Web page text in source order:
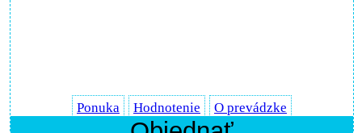
Ponuka Hodnotenie O prevádzke